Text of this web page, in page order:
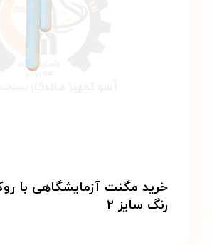
خرید مگنت آزمایشگاهی با
رنگ سایز ۲